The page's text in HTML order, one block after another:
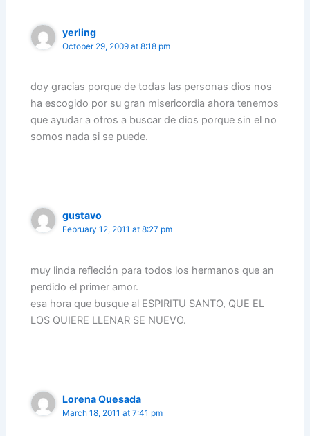
yerling
October 29, 2009 at 8:18 pm
doy gracias porque de todas las personas dios nos
ha escogido por su gran misericordia ahora tenemos
que ayudar a otros a buscar de dios porque sin el no
somos nada si se puede.
gustavo
February 12, 2011 at 8:27 pm
muy linda refleción para todos los hermanos que an
perdido el primer amor.
esa hora que busque al ESPIRITU SANTO, QUE EL
LOS QUIERE LLENAR SE NUEVO.
Lorena Quesada
March 18, 2011 at 7:41 pm